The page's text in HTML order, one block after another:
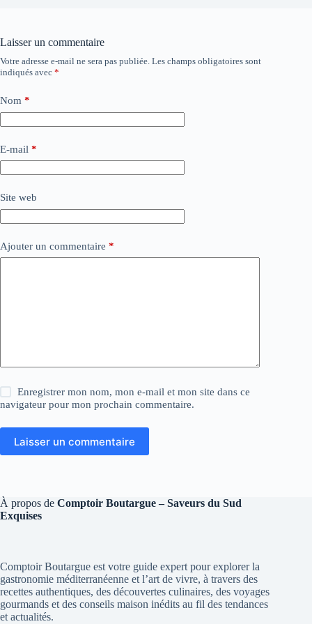
Laisser un commentaire
Votre adresse e-mail ne sera pas publiée. Les champs obligatoires sont
indiqués avec *
Nom *
E-mail *
Site web
Ajouter un commentaire *
Enregistrer mon nom, mon e-mail et mon site dans ce
navigateur pour mon prochain commentaire.
Laisser un commentaire
À propos de Comptoir Boutargue – Saveurs du Sud
Exquises
Comptoir Boutargue est votre guide expert pour explorer la
gastronomie méditerranéenne et l’art de vivre, à travers des
recettes authentiques, des découvertes culinaires, des voyages
gourmands et des conseils maison inédits au fil des tendances
et actualités.